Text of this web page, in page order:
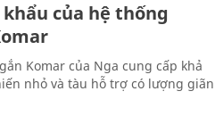
của hệ thống
Komar của Nga cung cấp khả
nhỏ và tàu hỗ trợ có lượng giãn